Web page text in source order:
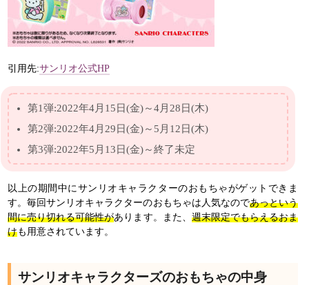
引用先:サンリオ公式HP
第1弾:2022年4月15日(金)～4月28日(木)
第2弾:2022年4月29日(金)～5月12日(木)
第3弾:2022年5月13日(金)～終了未定
以上の期間中にサンリオキャラクターのおもちゃがゲットできま
す。毎回サンリオキャラクターのおもちゃは人気なのであっという
間に売り切れる可能性があります。また、 週末限定でもらえるおま
けも用意されています。
サンリオキャラクターズのおもちゃの中身